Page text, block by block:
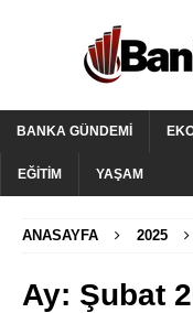
BANKA GÜNDEMI
EĞITIM YAŞAM
ANASAYFA 2025
Ay: Şubat